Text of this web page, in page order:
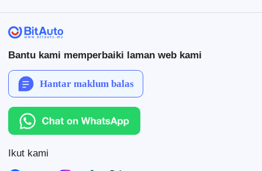
Bantu kami memperbaiki laman web kami
Hantar maklum balas
Ikut kami